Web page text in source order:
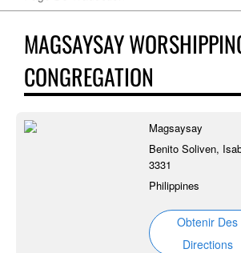
MAGSAYSAY
CONGREGATION
Magsaysay
Benito Soliven,
3331
Philippines
Obtenir Des
Directions